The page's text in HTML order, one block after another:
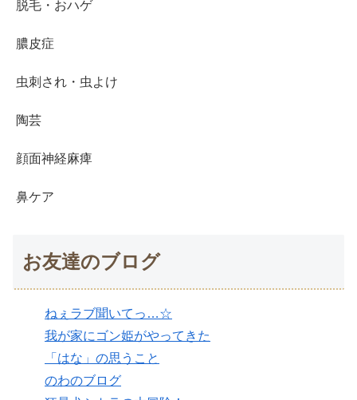
脱毛・おハゲ
膿皮症
虫刺され・虫よけ
陶芸
顔面神経麻痺
鼻ケア
お友達のブログ
ねぇラブ聞いてっ…☆
我が家にゴン姫がやってきた
「はな」の思うこと
のわのブログ